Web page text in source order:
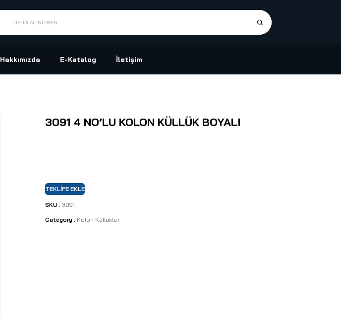
ÜRÜN ADINI GIRIN
Hakkımızda E-Katalog İletişim
3091 4 NO’LU KOLON KÜLLÜK BOYALI
TEKLIFE EKLE
SKU : 3091
Category : Kolon Küllükler